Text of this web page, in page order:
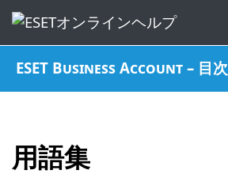
ESET Business Account – 目次
用語集